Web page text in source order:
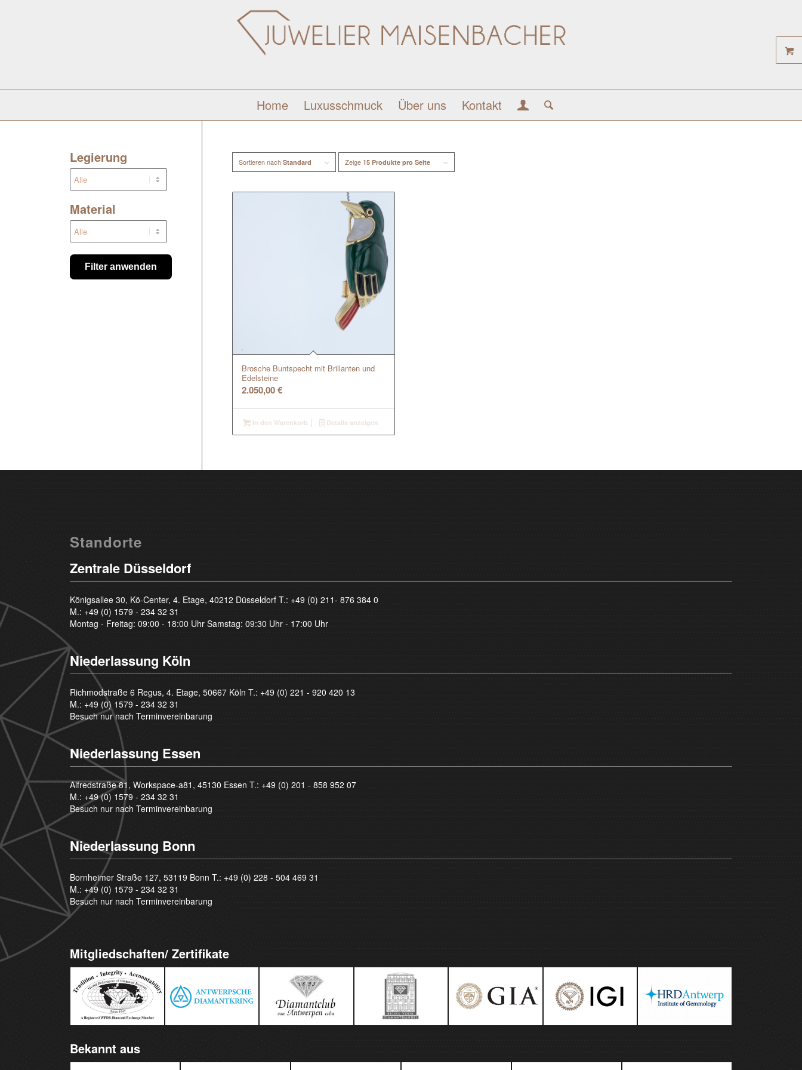
Home Luxusschmuck Über uns Kontakt
Sortieren nachStandard Zeige15 Produkte pro Seite
Brosche Buntspecht mit Brillanten und
Edelsteine
2.050,00€
In den Warenkorb Details anzeigen
Legierung
Material
Filter anwenden
Standorte
Zentrale Düsseldorf
Königsallee 30, Kö-Center, 4. Etage, 40212 Düsseldorf T.: +49 (0) 211- 876 384 0
M.: +49 (0) 1579 - 234 32 31
Montag - Freitag: 09:00 - 18:00 Uhr Samstag: 09:30 Uhr - 17:00 Uhr
Niederlassung Köln
Richmodstraße 6 Regus, 4. Etage, 50667 Köln T.: +49 (0) 221 - 920 420 13
M.: +49 (0) 1579 - 234 32 31
Besuch nur nach Terminvereinbarung
Niederlassung Essen
Alfredstraße 81, Workspace-a81, 45130 Essen T.: +49 (0) 201 - 858 952 07
M.: +49 (0) 1579 - 234 32 31
Besuch nur nach Terminvereinbarung
Niederlassung Bonn
Bornheimer Straße 127, 53119 Bonn T.: +49 (0) 228 - 504 469 31
M.: +49 (0) 1579 - 234 32 31
Besuch nur nach Terminvereinbarung
Mitgliedschaften/ Zertifikate
Bekannt aus